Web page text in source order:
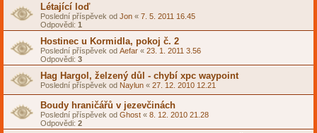
Létající loď
Poslední příspěvek od Jon « 7. 5. 2011 16.45
Odpovědi: 1
Hostinec u Kormidla, pokoj č. 2
Poslední příspěvek od Aefar « 23. 1. 2011 3.56
Odpovědi: 3
Hag Hargol, želzený důl - chybí xpc waypoint
Poslední příspěvek od Naylun « 27. 12. 2010 12.21
Boudy hraničářů v jezevčinách
Poslední příspěvek od Ghost « 8. 12. 2010 21.28
Odpovědi: 2